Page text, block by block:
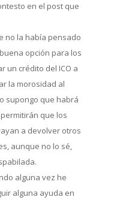
en el post que
no la había pensado
opción para los
un crédito del ICO a
la morosidad al
supongo que habrá
que los
a devolver otros
aunque no lo sé,
alguna vez he
alguna ayuda en